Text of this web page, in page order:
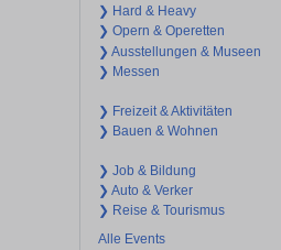
❯ Hard & Heavy
❯ Opern & Operetten
❯ Ausstellungen & Museen
❯ Messen
❯ Freizeit & Aktivitäten
❯ Bauen & Wohnen
❯ Job & Bildung
❯ Auto & Verker
❯ Reise & Tourismus
Alle Events